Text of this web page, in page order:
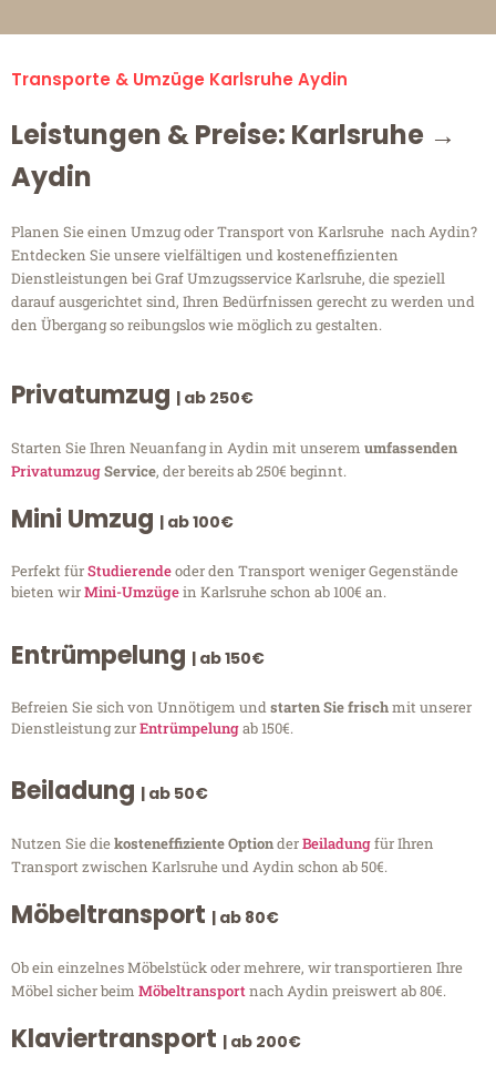
Transporte & Umzüge Karlsruhe Aydin
Leistungen & Preise: Karlsruhe →
Aydin
Planen Sie einen Umzug oder Transport von Karlsruhe nach Aydin?
Entdecken Sie unsere vielfältigen und kosteneffizienten
Dienstleistungen bei Graf Umzugsservice Karlsruhe, die speziell
darauf ausgerichtet sind, Ihren Bedürfnissen gerecht zu werden und
den Übergang so reibungslos wie möglich zu gestalten.
Privatumzug | ab 250€
Starten Sie Ihren Neuanfang in Aydin mit unserem umfassenden
PrivatumzugService, der bereits ab 250€ beginnt.
Mini Umzug | ab 100€
Perfekt fürStudierendeoder den Transport weniger Gegenstände
bieten wirMini-Umzügein Karlsruhe schon ab 100€ an.
Entrümpelung | ab 150€
Befreien Sie sich von Unnötigem undstarten Sie frischmit unserer
Dienstleistung zurEntrümpelungab 150€.
Beiladung | ab 50€
Nutzen Sie diekosteneffiziente OptionderBeiladungfür Ihren
Transport zwischen Karlsruhe und Aydin schon ab 50€.
Möbeltransport | ab 80€
Ob ein einzelnes Möbelstück oder mehrere, wir transportieren Ihre
Möbel sicher beim Möbeltransportnach Aydin preiswert ab 80€.
Klaviertransport | ab 200€